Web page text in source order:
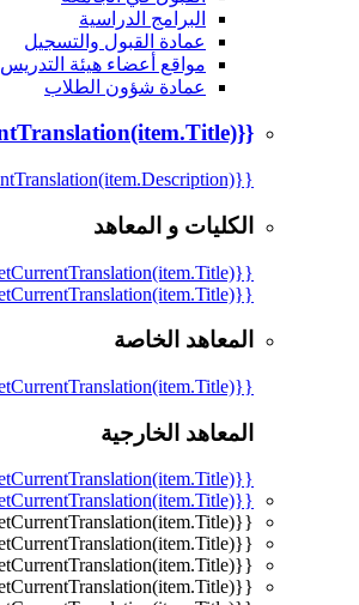
البرامج الدراسية
عمادة القبول والتسجيل
مواقع أعضاء هيئة التدريس
عمادة شؤون الطلاب
{{mmc.getCurrentTranslation(item.Title)}}
{{mmc.getCurrentTranslation(item.Description)}}
الكليات و المعاهد
{{mmc.getCurrentTranslation(item.Title)}}
{{mmc.getCurrentTranslation(item.Title)}}
المعاهد الخاصة
{{mmc.getCurrentTranslation(item.Title)}}
المعاهد الخارجية
{{mmc.getCurrentTranslation(item.Title)}}
{{mmc.getCurrentTranslation(item.Title)}}
{{mmc.getCurrentTranslation(item.Title)}}
{{mmc.getCurrentTranslation(item.Title)}}
{{mmc.getCurrentTranslation(item.Title)}}
{{mmc.getCurrentTranslation(item.Title)}}